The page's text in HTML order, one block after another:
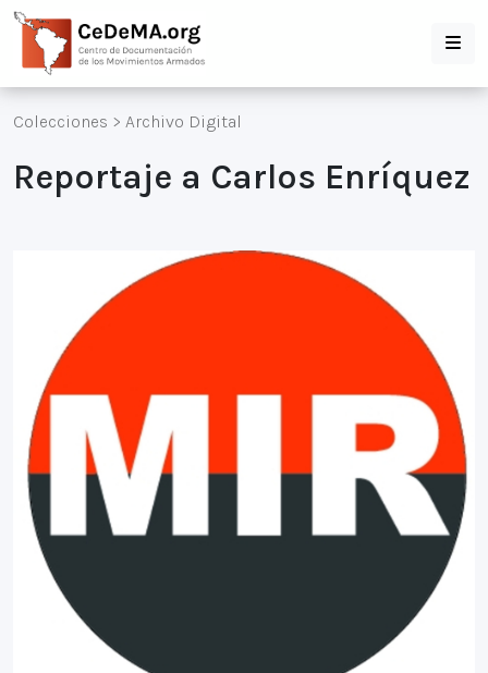
Colecciones > Archivo Digital
Reportaje a Carlos Enríquez